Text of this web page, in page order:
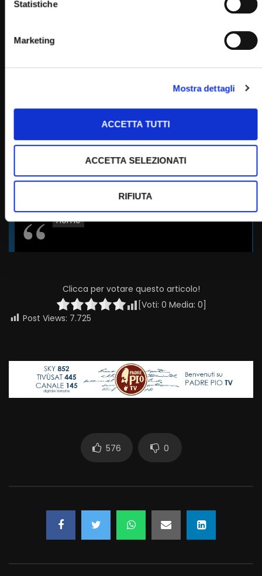
Statistiche
Marketing
Mostra dettagli
ACCETTA TUTTI
ACCETTA SELEZIONATI
RIFIUTA
sul digitale terrestre al canale 145,
su Tv Sat al canale 445,
su Sky al canale 852,
in streaming sul sito internet:
Home
Clicca per votare questo articolo!
[Voti: 0 Media: 0]
Post Views: 7.725
576 0